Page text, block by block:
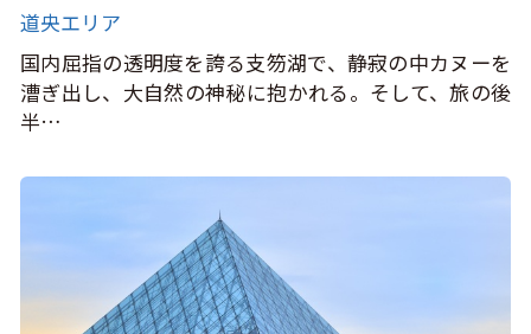
道央エリア
国内屈指の透明度を誇る支笏湖で、静寂の中カヌーを
漕ぎ出し、大自然の神秘に抱かれる。そして、旅の後
半…